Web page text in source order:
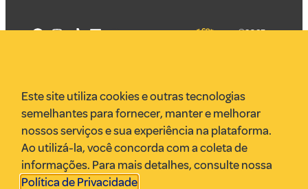
VR Assessoria
Parcerias
Envie uma pauta
Anuncie
©2025
Este site utiliza cookies e outras tecnologias
semelhantes para fornecer, manter e melhorar
nossos serviços e sua experiência na plataforma.
Ao utilizá-la, você concorda com a coleta de
informações. Para mais detalhes, consulte nossa
Política de Privacidade.